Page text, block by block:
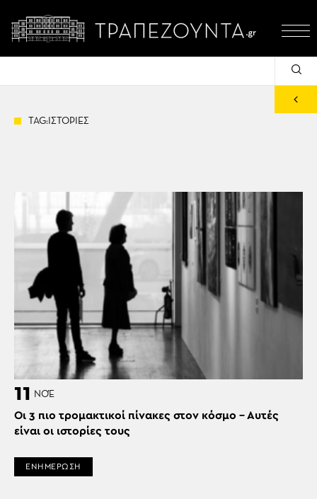
TAG:ΙΣΤΟΡΙΕΣ
11 ΝΟΈ
Οι 3 πιο τρομακτικοί πίνακες στον κόσμο – Αυτές
είναι οι ιστορίες τους
ΕΝΗΜΕΡΩΣΗ